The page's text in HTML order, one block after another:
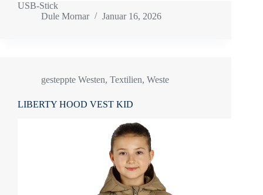
USB-Stick
Dule Mornar
Januar 16, 2026
gesteppte Westen, Textilien, Weste
LIBERTY HOOD VEST KID